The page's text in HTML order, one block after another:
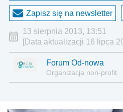
Zapisz się na newsletter
13 sierpnia 2013, 13:51
[Data aktualizacji 16 lipca
Forum Od-nowa
Organizacja non-profit